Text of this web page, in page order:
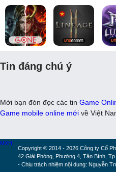
Tin đáng chú ý
Mời bạn đón đọc các tin Game
Game mobile online mới về Việt
Copyright © 2014 - 2026 Công ty Cổ
42 Giải Phóng, Phường 4, Tân Bình,
- Chịu trách nhiệm nội dung: Nguyễn
MXH